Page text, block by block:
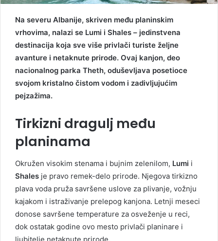
Na severu Albanije, skriven među planinskim
vrhovima, nalazi se Lumi i Shales – jedinstvena
destinacija koja sve više privlači turiste željne
avanture i netaknute prirode. Ovaj kanjon, deo
nacionalnog parka Theth, oduševljava posetioce
svojom kristalno čistom vodom i zadivljujućim
pejzažima.
Tirkizni dragulj među
planinama
Okružen visokim stenama i bujnim zelenilom, Lumi i
Shales je pravo remek-delo prirode. Njegova tirkizno
plava voda pruža savršene uslove za plivanje, vožnju
kajakom i istraživanje prelepog kanjona. Letnji meseci
donose savršene temperature za osveženje u reci,
dok ostatak godine ovo mesto privlači planinare i
ljubitelje netaknute prirode.